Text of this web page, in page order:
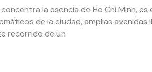
la esencia de Ho Chi Minh,
de la ciudad, amplias avenidas
recorrido de un